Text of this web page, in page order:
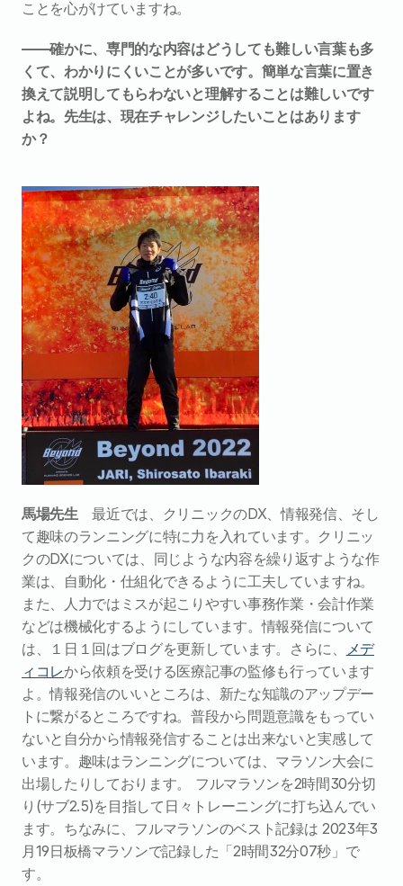
ことを心がけていますね。
――確かに、専門的な内容はどうしても難しい言葉も多
くて、わかりにくいことが多いです。簡単な言葉に置き
換えて説明してもらわないと理解することは難しいです
よね。先生は、現在チャレンジしたいことはあります
か？
馬場先生 最近では、クリニックのDX、情報発信、そし
て趣味のランニングに特に力を入れています。クリニッ
クのDXについては、同じような内容を繰り返すような作
業は、自動化・仕組化できるように工夫していますね。
また、人力ではミスが起こりやすい事務作業・会計作業
などは機械化するようにしています。情報発信について
は、１日１回はブログを更新しています。さらに、
メデ
ィコレから依頼を受ける医療記事の監修も行っています
よ。情報発信のいいところは、新たな知識のアップデー
トに繋がるところですね。普段から問題意識をもってい
ないと自分から情報発信することは出来ないと実感して
います。趣味はランニングについては、マラソン大会に
出場したりしております。 フルマラソンを2時間30分切
り(サブ2.5)を目指して日々トレーニングに打ち込んでい
ます。ちなみに、フルマラソンのベスト記録は 2023年3
月19日板橋マラソンで記録した「2時間32分07秒」で
す。